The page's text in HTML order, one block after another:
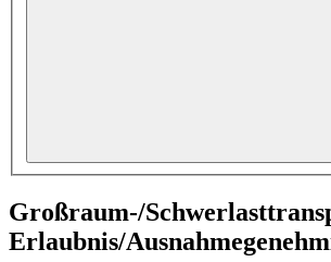
Großraum-/
Erlaubnis/